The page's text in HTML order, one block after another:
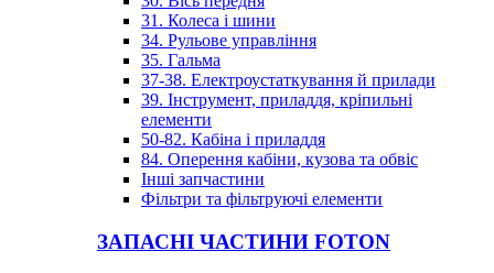
31. Колеса і шини
34. Рульове управління
35. Гальма
37-38. Електроустаткування й прилади
39. Інструмент, приладдя, кріпильні
елементи
50-82. Кабіна і приладдя
84. Оперення кабіни, кузова та обвіс
Інші запчастини
Фільтри та фільтруючі елементи
ЗАПАСНІ ЧАСТИНИ FOTON